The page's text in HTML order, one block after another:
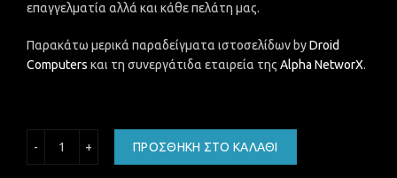
επαγγελματία αλλά και κάθε πελάτη μας.
Παρακάτω μερικά παραδείγματα ιστοσελίδων byDroid
Computers και τη συνεργάτιδα εταιρεία της Alpha NetworX.
ΠΡΟΣΘΉΚΗ ΣΤΟ ΚΑΛΆΘΙ